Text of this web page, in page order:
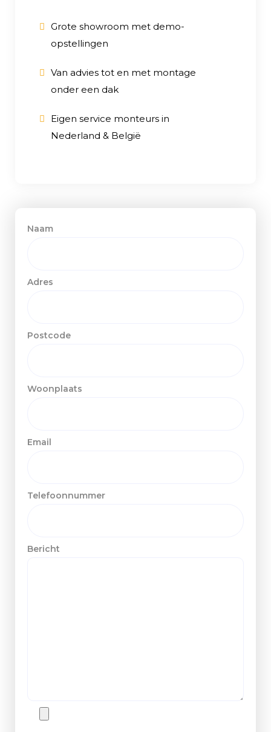
Grote showroom met demo-
opstellingen
Van advies tot en met montage
onder een dak
Eigen service monteurs in
Nederland & België
Naam
Adres
Postcode
Woonplaats
Email
Telefoonnummer
Bericht